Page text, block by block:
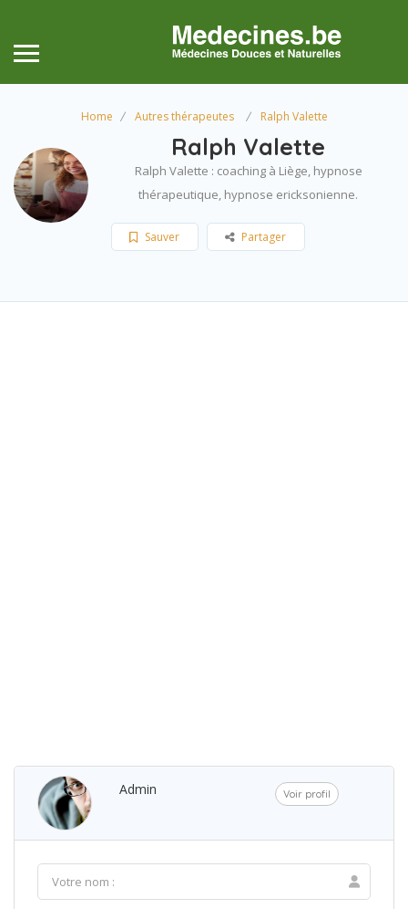
Home Autres thérapeutes Ralph Valette
Ralph Valette
Ralph Valette : coaching à Liège, hypnose
thérapeutique, hypnose ericksonienne.
Sauver Partager
Admin Voir profil